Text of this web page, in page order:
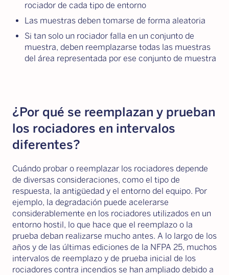
rociador de cada tipo de entorno
Las muestras deben tomarse de forma aleatoria
Si tan solo un rociador falla en un conjunto de
muestra, deben reemplazarse todas las muestras
del área representada por ese conjunto de muestra
¿Por qué se reemplazan y prueban
los rociadores en intervalos
diferentes?
Cuándo probar o reemplazar los rociadores depende
de diversas consideraciones, como el tipo de
respuesta, la antigüedad y el entorno del equipo. Por
ejemplo, la degradación puede acelerarse
considerablemente en los rociadores utilizados en un
entorno hostil, lo que hace que el reemplazo o la
prueba deban realizarse mucho antes. A lo largo de los
años y de las últimas ediciones de la NFPA 25, muchos
intervalos de reemplazo y de prueba inicial de los
rociadores contra incendios se han ampliado debido a